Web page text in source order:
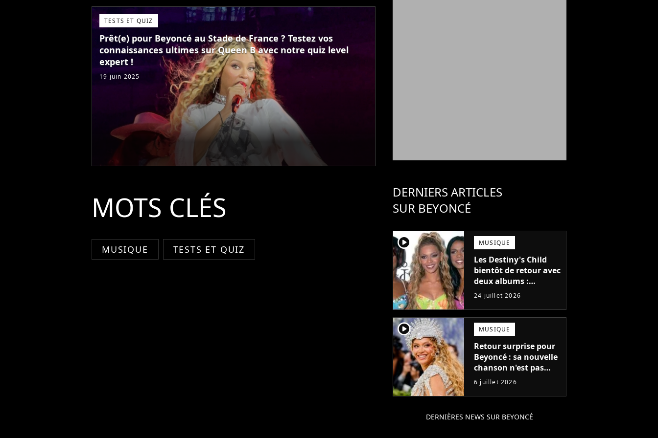
TESTS ET QUIZ
Prêt(e) pour Beyoncé au Stade de France ? Testez vos
connaissances ultimes sur Queen B avec notre quiz level
expert !
19 juin 2025
MOTS CLÉS
MUSIQUE TESTS ET QUIZ
DERNIERS ARTICLES
SUR BEYONCÉ
player2 MUSIQUE
Les Destiny's Child
bientôt de retour avec
deux albums :
l'annonce qui fait
trembler la planète
pop !
24 juillet 2026
player2 MUSIQUE
Retour surprise pour
Beyoncé : sa nouvelle
chanson n'est pas
vraiment inédite mais
elle lance à un
compte à rebours
6 juillet 2026
DERNIÈRES NEWS SUR BEYONCÉ